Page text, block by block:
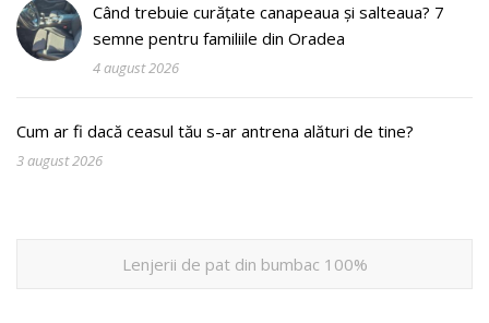
Când trebuie curățate canapeaua și salteaua? 7
semne pentru familiile din Oradea
4 august 2026
Cum ar fi dacă ceasul tău s-ar antrena alături de tine?
3 august 2026
Lenjerii de pat din bumbac 100%